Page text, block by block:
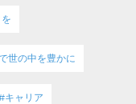
世の中を豊かに
キャリア